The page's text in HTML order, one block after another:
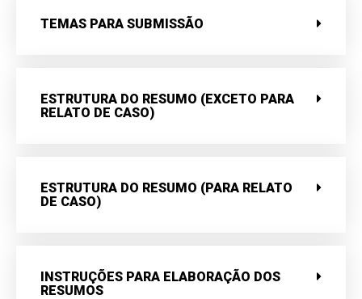
TEMAS PARA SUBMISSÃO
ESTRUTURA DO RESUMO (EXCETO PARA
RELATO DE CASO)
ESTRUTURA DO RESUMO (PARA RELATO
DE CASO)
INSTRUÇÕES PARA ELABORAÇÃO DOS
RESUMOS